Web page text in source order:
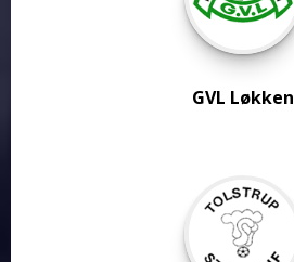
GVL Løkken